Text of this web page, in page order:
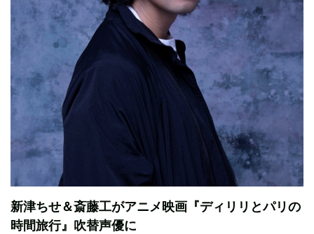
新津ちせ＆斎藤工がアニメ映画『ディリリとパリの
時間旅行』吹替声優に